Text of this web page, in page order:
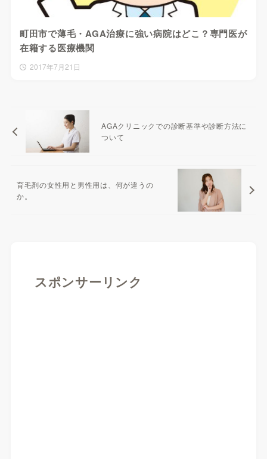
町田市で薄毛・AGA治療に強い病院はどこ？専門医が
在籍する医療機関
2017年7月21日
AGAクリニックでの診断基準や診断方法に
ついて
育毛剤の女性用と男性用は、何が違うの
か。
スポンサーリンク